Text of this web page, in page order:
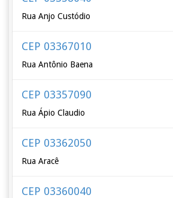
Rua Anjo Custódio
CEP 03367010
Rua Antônio Baena
CEP 03357090
Rua Ápio Claudio
CEP 03362050
Rua Aracê
CEP 03360040